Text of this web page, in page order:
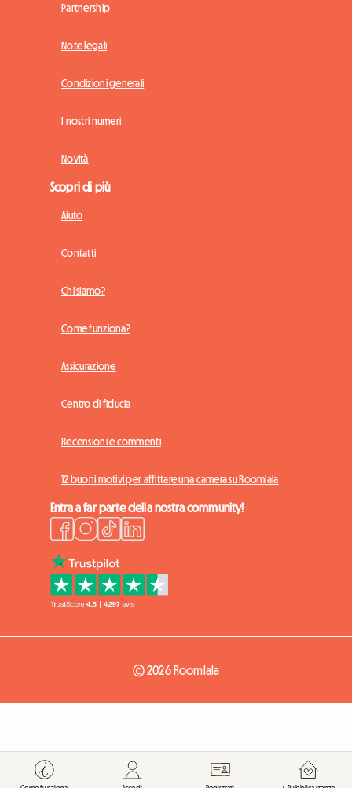
Partnership
Note legali
Condizioni generali
I nostri numeri
Novità
Scopri di più
Aiuto
Contatti
Chi siamo?
Come funziona?
Assicurazione
Centro di fiducia
Recensioni e commenti
12 buoni motivi per affittare una camera su Roomlala
Entra a far parte della nostra community!
© 2026 Roomlala